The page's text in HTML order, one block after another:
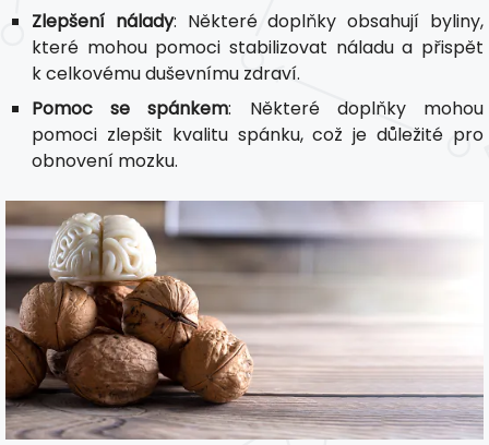
Zlepšení nálady: Některé doplňky obsahují byliny,
které mohou pomoci stabilizovat náladu a přispět
k celkovému duševnímu zdraví.
Pomoc se spánkem: Některé doplňky mohou
pomoci zlepšit kvalitu spánku, což je důležité pro
obnovení mozku.